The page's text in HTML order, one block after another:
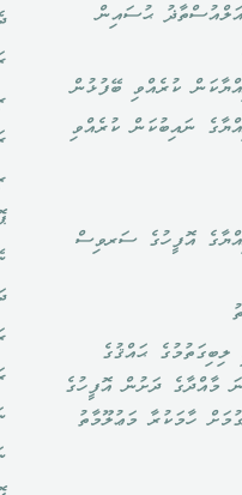
ޙުސައިން
ކުރެއްވި ބޭފުޅުން
ނައިބުކަން ކުރެއްވި
އޮފީހުގެ ސަރވިސް
ލިބިގަތުމުގެ ޙައްޤުގެ
37 ވަނަ މާއްދާގެ ދަށުން އޮފީހުގެ
ހާމަކުރާ މަޢުލޫމާތު